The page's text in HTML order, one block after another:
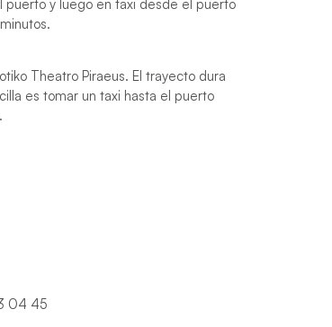
y luego en taxi desde el puerto
Theatro Piraeus. El trayecto dura
es tomar un taxi hasta el puerto
04 45